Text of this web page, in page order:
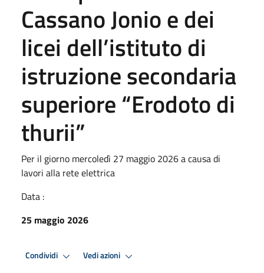
Cassano Jonio e dei
licei dell’istituto di
istruzione secondaria
superiore “Erodoto di
thurii”
Per il giorno mercoledì 27 maggio 2026 a causa di
lavori alla rete elettrica
Data :
25 maggio 2026
Condividi Vedi azioni